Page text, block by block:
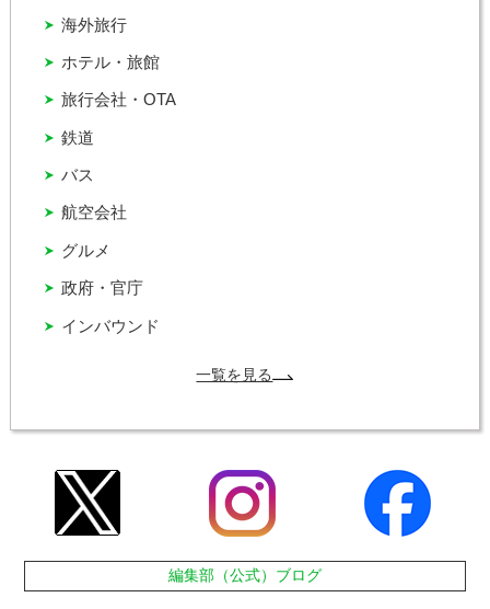
インバウンド
グルメ
バス
ホテル・旅館
政府・官庁
旅行会社・OTA
海外旅行
航空会社
鉄道
一覧を見る
編集部（公式）ブログ